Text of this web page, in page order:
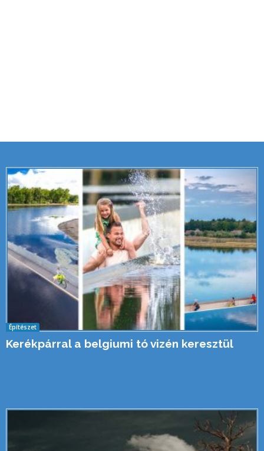
Építészet
Kerékpárral a belgiumi tó vizén keresztül